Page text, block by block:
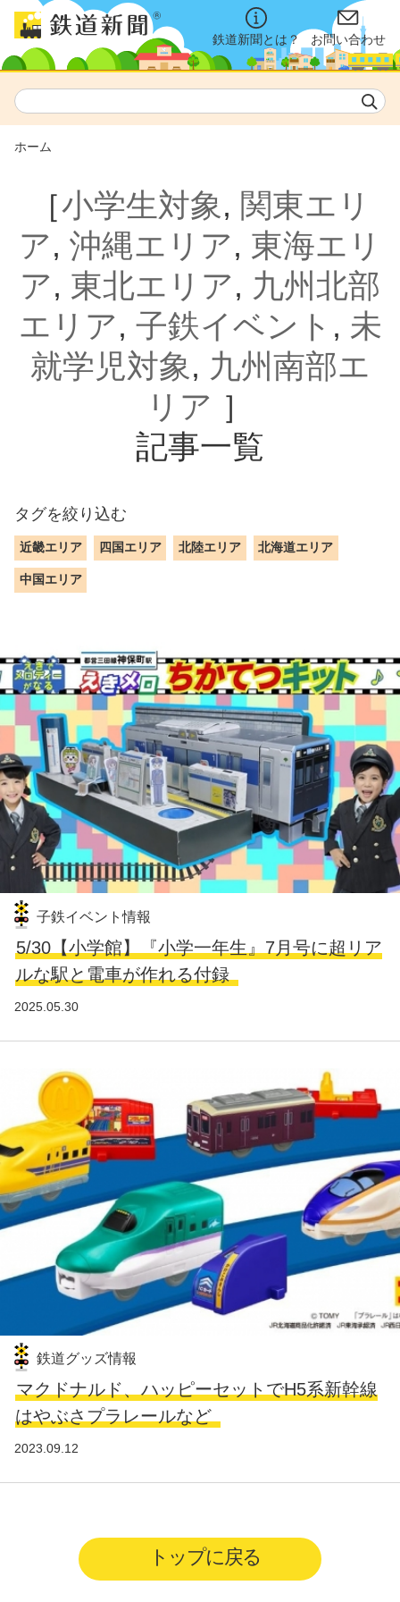
鉄道新聞とは？ お問い合わせ
ホーム
［小学生対象, 関東エリ
ア, 沖縄エリア, 東海エリ
ア, 東北エリア, 九州北部
エリア, 子鉄イベント , 未
就学児対象, 九州南部エ
リア ］
記事一覧
タグを絞り込む
近畿エリア 四国エリア 北陸エリア 北海道エリア
中国エリア
子鉄イベント情報
5/30【小学館】『小学一年生』7月号に超リア
ルな駅と電車が作れる付録
2025.05.30
鉄道グッズ情報
マクドナルド、ハッピーセットでH5系新幹線
はやぶさプラレールなど
2023.09.12
トップに戻る